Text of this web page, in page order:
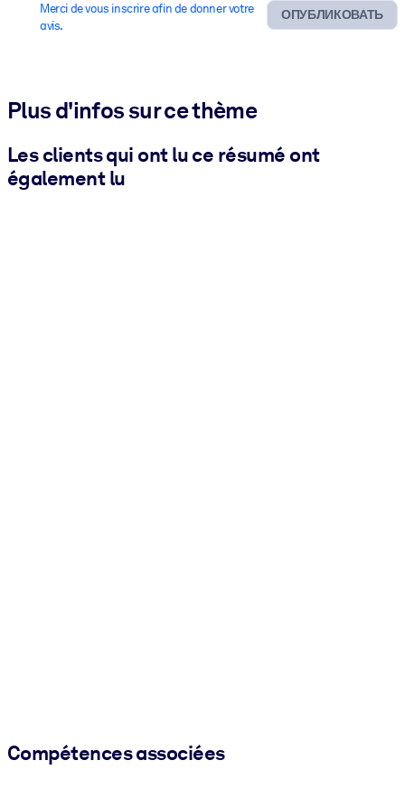
ОПУБЛИКОВАТЬ
Merci de vous inscrire afin de donner votre
avis.
Plus d'infos sur ce thème
Les clients qui ont lu ce résumé ont
également lu
Compétences associées